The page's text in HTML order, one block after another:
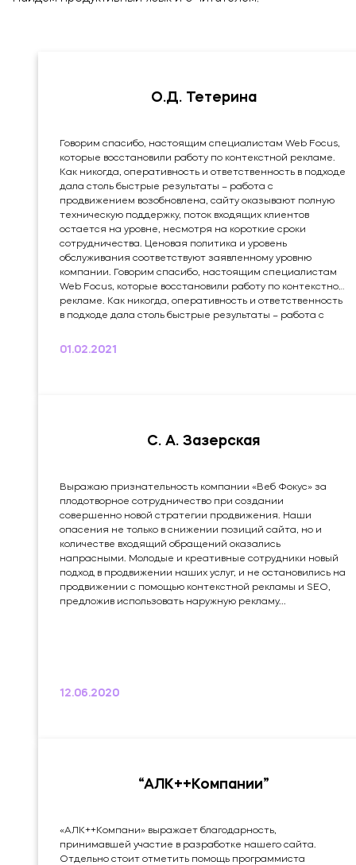
О.Д. Тетерина
Говорим спасибо, настоящим специалистам Web Focus,
которые восстановили работу по контекстной рекламе.
Как никогда, оперативность и ответственность в подходе
дала столь быстрые результаты – работа с
продвижением возобновлена, сайту оказывают полную
техническую поддержку, поток входящих клиентов
остается на уровне, несмотря на короткие сроки
сотрудничества. Ценовая политика и уровень
обслуживания соответствуют заявленному уровню
компании. Говорим спасибо, настоящим специалистам
Web Focus, которые восстановили работу по контекстной
рекламе. Как никогда, оперативность и ответственность
в подходе дала столь быстрые результаты – работа с
техническую поддержку, поток входящих клиентов
01.02.2021
С. А. Зазерская
Выражаю признательность компании «Веб Фокус» за
плодотворное сотрудничество при создании
совершенно новой стратегии продвижения. Наши
опасения не только в снижении позиций сайта, но и
количестве входящий обращений оказались
напрасными. Молодые и креативные сотрудники новый
подход в продвижении наших услуг, и не остановились на
продвижении с помощью контекстной рекламы и SEO,
предложив использовать наружную рекламу...
12.06.2020
“АЛК++Компании”
«АЛК++Компани» выражает благодарность,
принимавшей участие в разработке нашего сайта.
Отдельно стоит отметить помощь программиста